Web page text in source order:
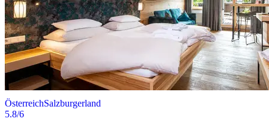
ÖsterreichSalzburgerland
5.8/6